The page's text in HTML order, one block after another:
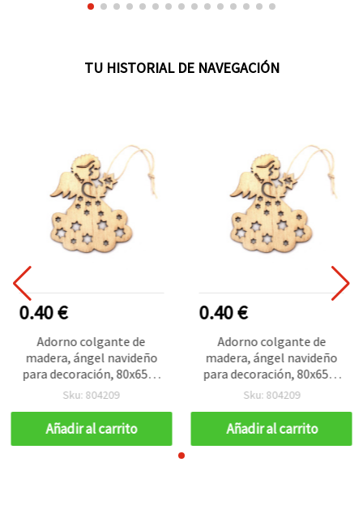
TU HISTORIAL DE NAVEGACIÓN
0.40 €
Adorno colgante de
madera, ángel navideño
para decoración, 80x65x2
mm, con cuerda
Sku: 804209
Añadir al carrito
0.40 €
Adorno colgante de
madera, ángel navideño
para decoración, 80x65x2
mm, con cuerda
Sku: 804209
Añadir al carrito